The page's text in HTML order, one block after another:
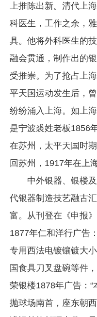
上推陈出新。清代上
科医生，工作之余，
具。他将外科医生的
融会贯通，制作出的
受推崇。为了抢占上
平天国运动发生后，
纷纷涌入上海。如上
是宁波裘姓老板1856
在苏州，太平天国时
回苏州，1917年在上
中外银器、银楼及
代银器制造技艺融古
富。从刊登在《申报
1877年仁和洋行广告
专用西法电镀镶镀大
国食具刀叉盘碗等件
荣银楼1878年广告：
抛球场南首，座东朝